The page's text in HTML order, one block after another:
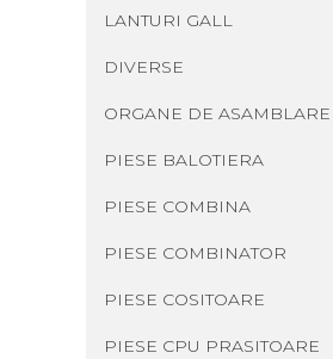
LANTURI GALL
DIVERSE
ORGANE DE ASAMBLARE
PIESE BALOTIERA
PIESE COMBINA
PIESE COMBINATOR
PIESE COSITOARE
PIESE CPU PRASITOARE